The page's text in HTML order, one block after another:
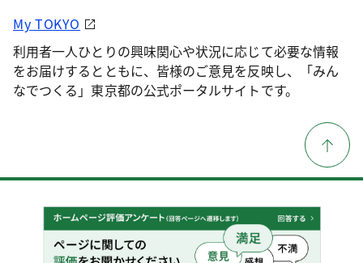
My TOKYO
利用者一人ひとりの興味関心や状況に応じて必要な情報
をお届けするとともに、皆様のご意見を反映し、「みん
なでつくる」東京都の公式ポータルサイトです。